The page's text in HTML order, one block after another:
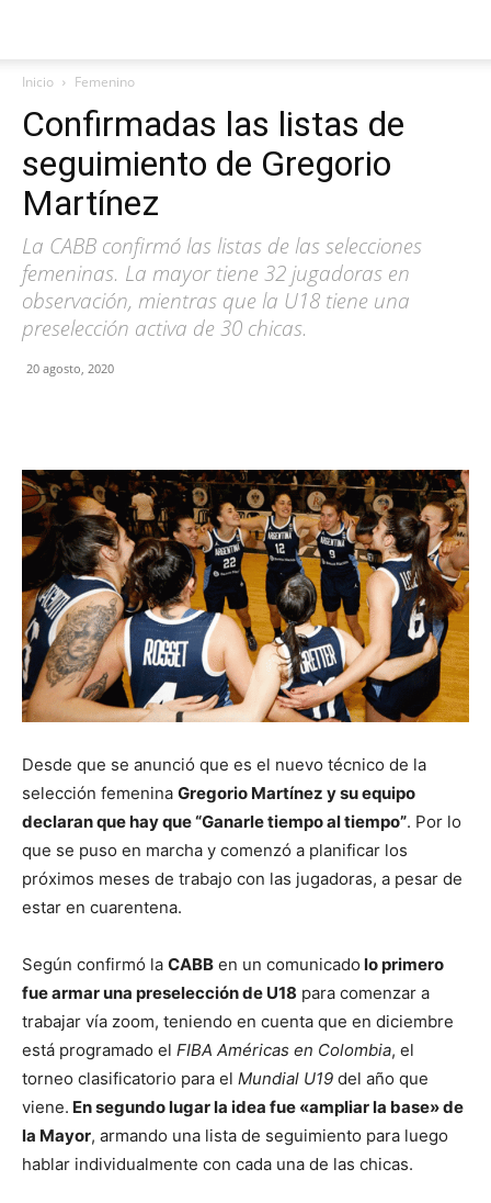
Inicio Femenino
Confirmadas las listas de
seguimiento de Gregorio
Martínez
La CABB confirmó las listas de las selecciones
femeninas. La mayor tiene 32 jugadoras en
observación, mientras que la U18 tiene una
preselección activa de 30 chicas.
20 agosto, 2020
Desde que se anunció que es el nuevo técnico de la
selección femenina Gregorio Martínez y su equipo
declaran que hay que “Ganarle tiempo al tiempo”. Por lo
que se puso en marcha y comenzó a planificar los
próximos meses de trabajo con las jugadoras, a pesar de
estar en cuarentena.
Según confirmó la CABB en un comunicado lo primero
fue armar una preselección de U18 para comenzar a
trabajar vía zoom, teniendo en cuenta que en diciembre
está programado el FIBA Américas en Colombia, el
torneo clasificatorio para el Mundial U19 del año que
viene. En segundo lugar la idea fue «ampliar la base» de
la Mayor, armando una lista de seguimiento para luego
hablar individualmente con cada una de las chicas.